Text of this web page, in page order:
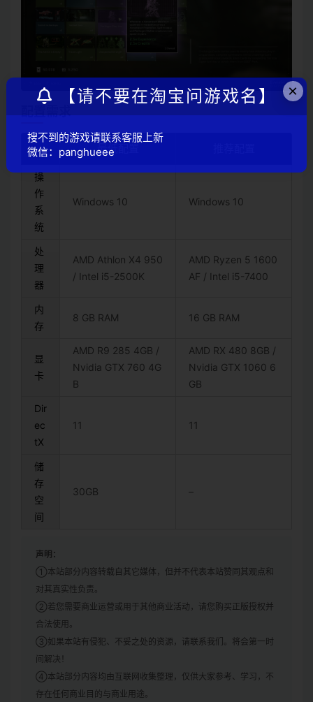
配置需求
最低配置
操
作
系
统
Windows 10 Windows 10
处
理
器
AMD Athlon X4 950
/ Intel i5-2500K
AMD Ryzen 5 1600
AF / Intel i5-7400
内
存
8 GB RAM 16 GB RAM
显
卡
AMD R9 285 4GB /
Nvidia GTX 760 4G
B
AMD RX 480 8GB /
Nvidia GTX 1060 6
GB
Dir
ec
tX
11 11
储
存
空
间
30GB –
声明：
①本站部分内容转载自其它媒体，但并不代表本站赞同其观点和
对其真实性负责。
②若您需要商业运营或用于其他商业活动，请您购买正版授权并
合法使用。
③如果本站有侵犯、不妥之处的资源，请联系我们。将会第一时
间解决！
④本站部分内容均由互联网收集整理，仅供大家参考、学习，不
存在任何商业目的与商业用途。
×
【请不要在淘宝问游戏名】
搜不到的游戏请联系客服上新
微信：panghueee